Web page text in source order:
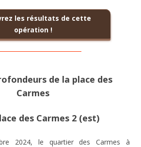
les résultats de cette
opération !
de la place des
Carmes
des Carmes 2 (est)
2024, le quartier des Carmes à